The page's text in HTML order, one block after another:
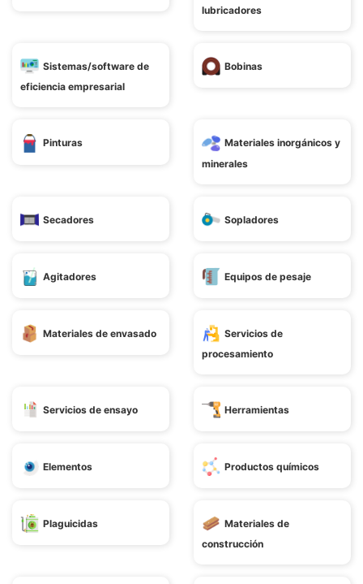
lubricadores
Sistemas/software de
eficiencia empresarial
Bobinas
Pinturas
Materiales inorgánicos y
minerales
Secadores Sopladores
Agitadores Equipos de pesaje
Materiales de envasado
Servicios de
procesamiento
Servicios de ensayo Herramientas
Elementos Productos químicos
Plaguicidas
Materiales de
construcción